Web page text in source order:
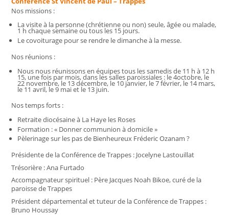
Nos missions :
La visite à la personne (chrétienne ou non) seule, âgée ou malade,
1 h chaque semaine ou tous les 15 jours.
Le covoiturage pour se rendre le dimanche à la messe.
Nos réunions :
Nous nous réunissons en équipes tous les samedis de 11 h à 12 h
15, une fois par mois, dans les salles paroissiales : le 4octobre, le
22 novembre, le 13 décembre, le 10 janvier, le 7 février, le 14 mars,
le 11 avril, le 9 mai et le 13 juin.
Nos temps forts :
Retraite diocésaine à La Haye les Roses
Formation : « Donner communion à domicile »
Pèlerinage sur les pas de Bienheureux Fréderic Ozanam ?
Présidente de la Conférence de Trappes : Jocelyne Lastouillat
Trésorière : Ana Furtado
Accompagnateur spirituel : Père Jacques Noah Bikoe, curé de la
paroisse de Trappes
Président départemental et tuteur de la Conférence de Trappes :
Bruno Houssay